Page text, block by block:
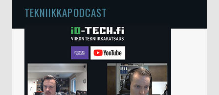
TEKNIIKKAPODCAST